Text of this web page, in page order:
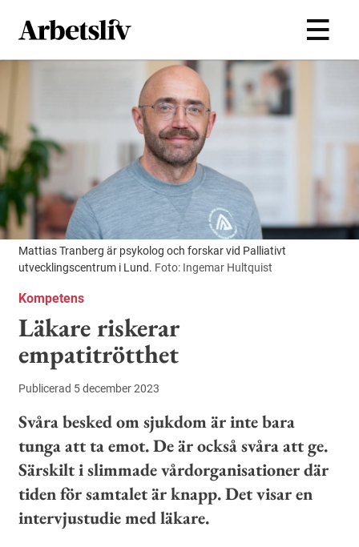
Hoppa till huvudinnehållet
Mattias Tranberg är psykolog och forskar vid Palliativt
utvecklingscentrum i Lund. Foto: Ingemar Hultquist
Kompetens
Läkare riskerar
empatitrötthet
Publicerad 5 december 2023
Svåra besked om sjukdom är inte bara
tunga att ta emot. De är också svåra att ge.
Särskilt i slimmade vårdorganisationer där
tiden för samtalet är knapp. Det visar en
intervjustudie med läkare.